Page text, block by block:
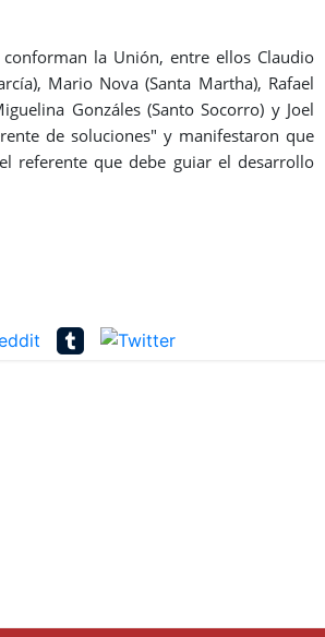
la Unión, entre ellos Claudio
Mario Nova (Santa Martha), Rafael
Gonzáles (Santo Socorro) y Joel
de soluciones" y manifestaron que
referente que debe guiar el desarrollo